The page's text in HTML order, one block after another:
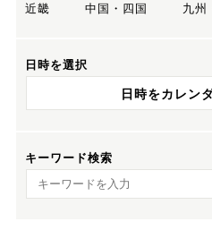
近畿
中国・四国 九州
日時を選択
日時をカレン
キーワード検索
キーワード検索